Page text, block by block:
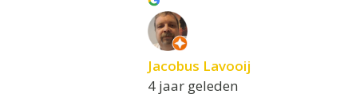
Jacobus Lavooij
4 jaar geleden